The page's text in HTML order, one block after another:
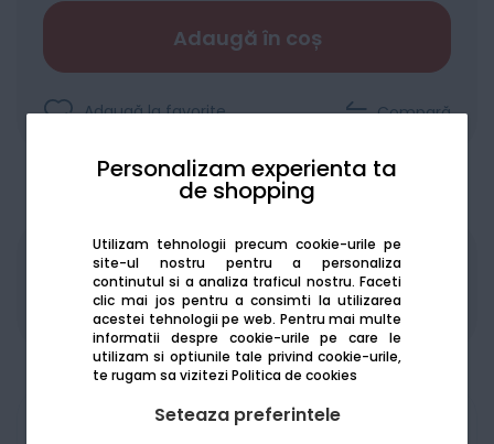
Personalizam experienta ta
de shopping
Utilizam tehnologii precum cookie-urile pe
site-ul nostru pentru a personaliza
continutul si a analiza traficul nostru. Faceti
clic mai jos pentru a consimti la utilizarea
acestei tehnologii pe web. Pentru mai multe
informatii despre cookie-urile pe care le
utilizam si optiunile tale privind cookie-urile,
te rugam sa viziteziPolitica de cookies
Seteaza preferintele
Adaugă în coș
Adaugă la favorite Compară
Produsele sunt disponibile pe platforma de
achizitii publiceSEAP/SICAP
Am nevoie de ajutor